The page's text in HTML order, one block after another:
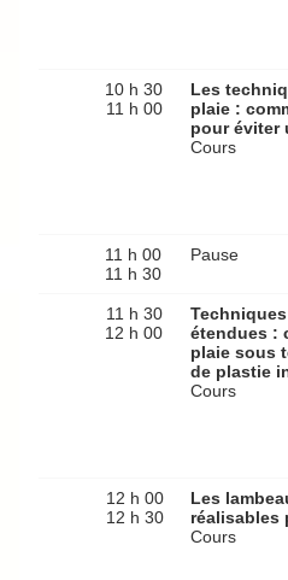
10 h 30
11 h 00
Les
plaie :
pour éviter
Cours
11 h 00
11 h 30
Pause
11 h 30
12 h 00
étendues :
plaie sous
de plastie
Cours
12 h 00
12 h 30
Les
réalisables
Cours